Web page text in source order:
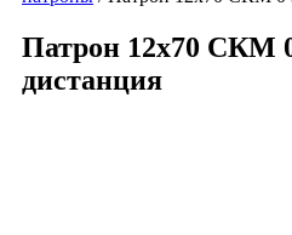
Патрон 12х70 СКМ
дистанция